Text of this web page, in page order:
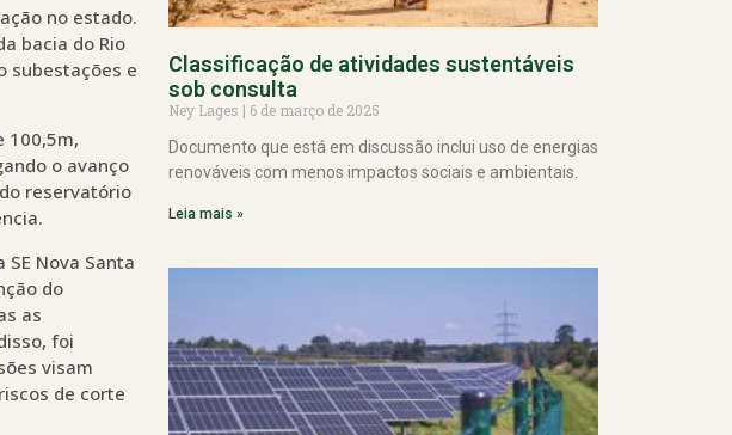
no estado.
bacia do Rio
subestações e
100,5m,
o avanço
reservatório
Nova Santa
do
as
foi
visam
de corte
Classificação de atividades sustentáveis
sob consulta
Ney Lages
6 de março de 2025
Documento que está em discussão inclui uso de energias
renováveis com menos impactos sociais e ambientais.
Leia mais »